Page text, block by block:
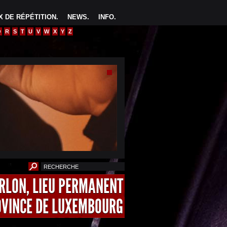
INFO.
NEWS.
DE RÉPÉTITION.
R S T U V W X Y Z
LIEU PERMANENT
DE LUXEMBOURG